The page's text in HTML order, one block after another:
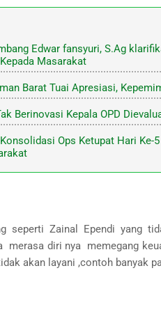
Edwar fansyuri, S.Ag
Masarakat
Barat Tuai Apresiasi,
Berinovasi Kepala OPD
Ops Ketupat Hari
seperti Zainal Ependi yang
merasa diri nya memegang
akan layani ,contoh banyak